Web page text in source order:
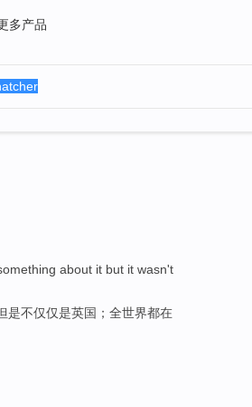
多产品
about it but it wasn't
是不仅仅是英国；全世界都在